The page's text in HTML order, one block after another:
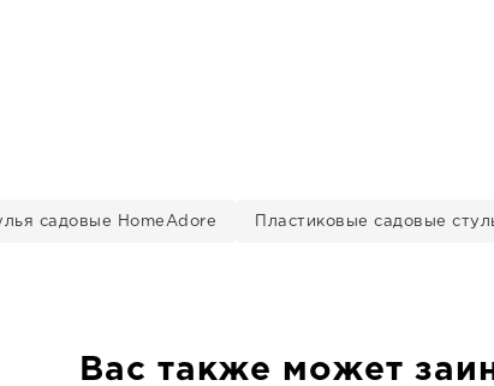
садовые HomeAdore Пластиковые садовые
Вас также может